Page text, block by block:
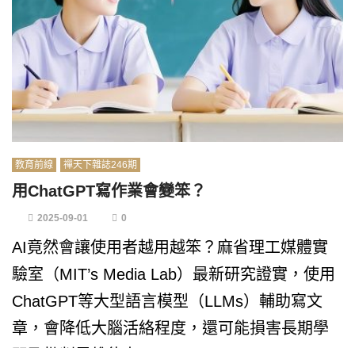
教育前線 禪天下雜誌246期
用ChatGPT寫作業會變笨？
2025-09-01 0
AI竟然會讓使用者越用越笨？麻省理工媒體實
驗室（MIT’s Media Lab）最新研究證實，使用
ChatGPT等大型語言模型（LLMs）輔助寫文
章，會降低大腦活絡程度，還可能損害長期學